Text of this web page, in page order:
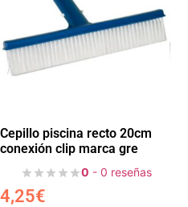
Cepillo piscina recto 20cm
conexión clip marca gre
0 - 0 reseñas
4,25€